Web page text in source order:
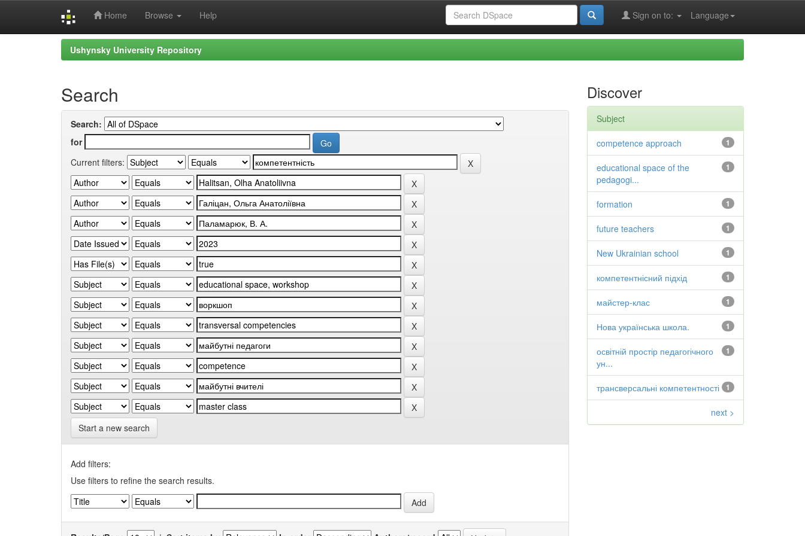
Home Browse Help Language
Sign on to:
Ushynsky University Repository
Search
Search:
for
Current filters:
Start a new search
Add filters:
Use filters to refine the search results.
Discover
Subject
1
competence approach
1
educational space of the
pedagogi...
1
formation
1
future teachers
1
New Ukrainian school
1
компетентнісний підхід
1
майстер-клас
1
Нова українська школа.
1
освітній простір педагогічного
ун...
1
трансверсальні компетентності
next >